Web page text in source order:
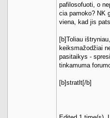
pafilosofuoti, o
cia pamoko? NK
viena, kad jis pats
[b]Toliau
keiksmažodžiai
pasitaikys -
tinkamuma
[b]stratlt[/b]